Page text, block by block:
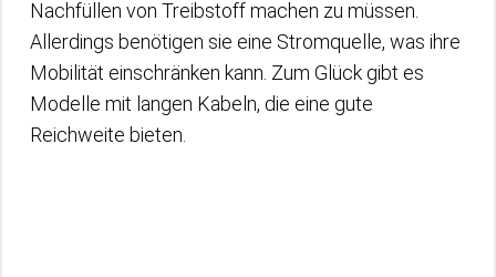
Nachfüllen von Treibstoff machen zu müssen.
Allerdings benötigen sie eine Stromquelle, was ihre
Mobilität einschränken kann. Zum Glück gibt es
Modelle mit langen Kabeln, die eine gute
Reichweite bieten.